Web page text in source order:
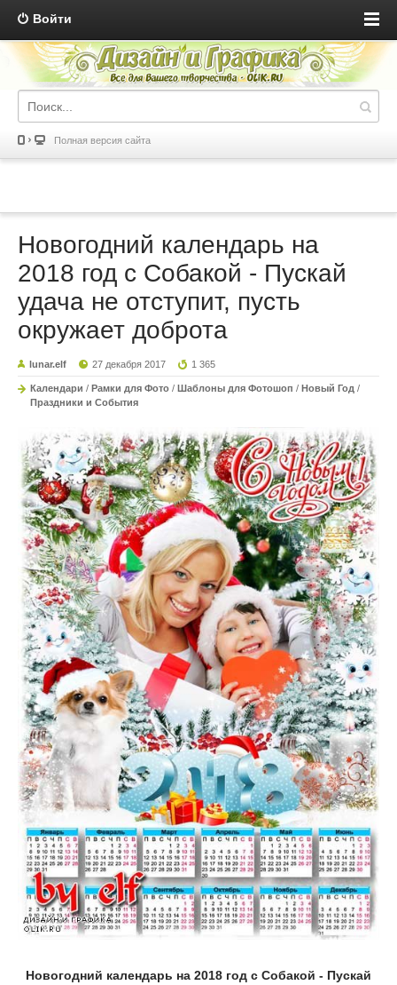
Войти
Полная версия сайта
Новогодний календарь на
2018 год с Собакой - Пускай
удача не отступит, пусть
окружает доброта
lunar.elf 27 декабря 2017 1 365
Календари / Рамки для Фото / Шаблоны для Фотошоп / Новый Год /
Праздники и События
Новогодний календарь на 2018 год с Собакой - Пускай